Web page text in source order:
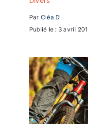
Par Cléa D
Publié le : 3 avril